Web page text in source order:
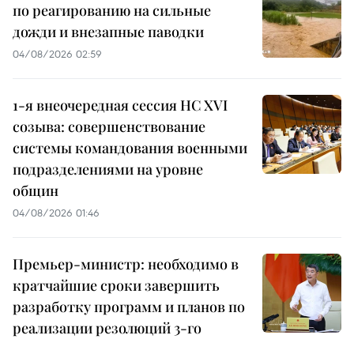
по реагированию на сильные
дожди и внезапные паводки
04/08/2026 02:59
1-я внеочередная сессия НС XVI
созыва: совершенствование
системы командования военными
подразделениями на уровне
общин
04/08/2026 01:46
Премьер-министр: необходимо в
кратчайшие сроки завершить
разработку программ и планов по
реализации резолюций 3-го